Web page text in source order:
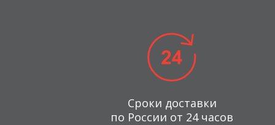
Сроки доставки
по России от 24 часов